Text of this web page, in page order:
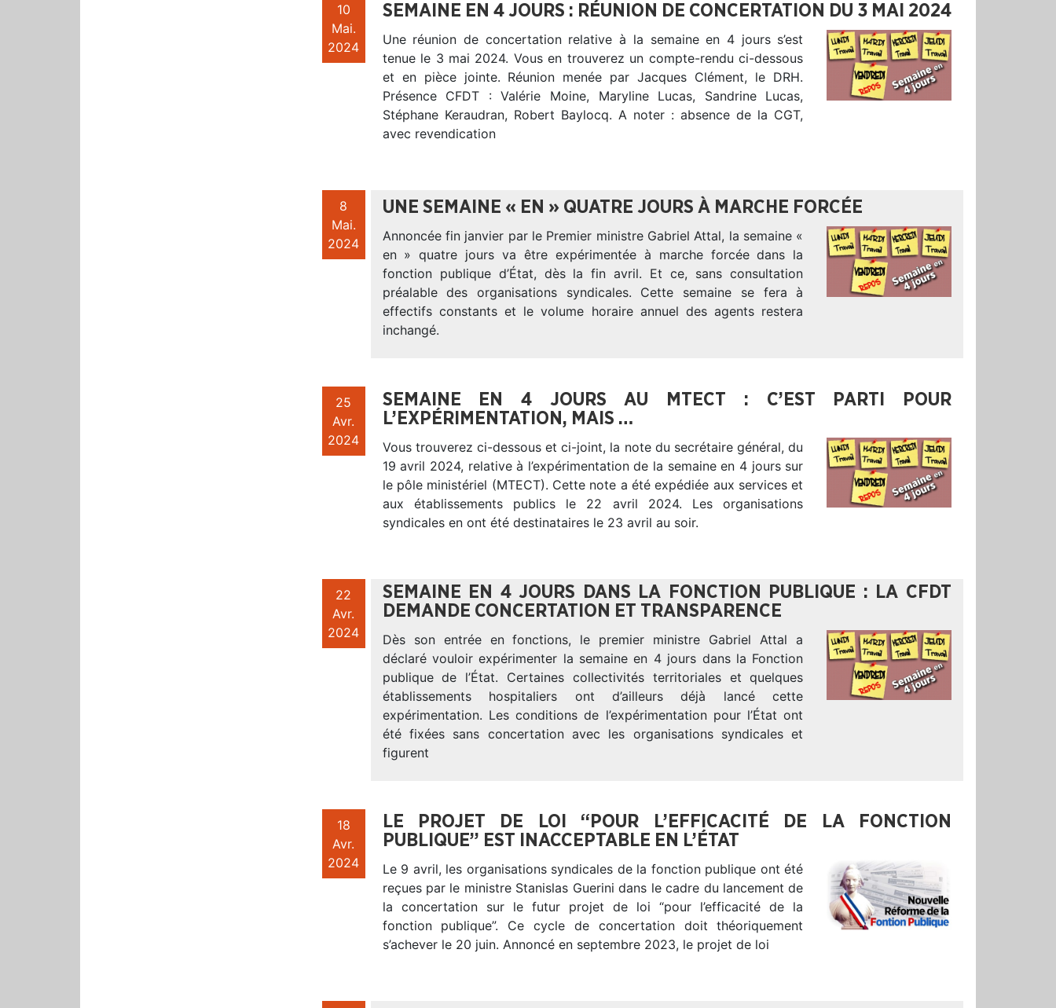
10
Mai.
2024
SEMAINE EN 4 JOURS : RÉUNION DE CONCERTATION DU 3 MAI 2024
Une réunion de concertation relative à la semaine en 4 jours s’est
tenue le 3 mai 2024. Vous en trouverez un compte-rendu ci-dessous
et en pièce jointe. Réunion menée par Jacques Clément, le DRH.
Présence CFDT : Valérie Moine, Maryline Lucas, Sandrine Lucas,
Stéphane Keraudran, Robert Baylocq. A noter : absence de la CGT,
avec revendication
8
Mai.
2024
UNE SEMAINE « EN » QUATRE JOURS À MARCHE FORCÉE
Annoncée fin janvier par le Premier ministre Gabriel Attal, la semaine «
en » quatre jours va être expérimentée à marche forcée dans la
fonction publique d’État, dès la fin avril. Et ce, sans consultation
préalable des organisations syndicales. Cette semaine se fera à
effectifs constants et le volume horaire annuel des agents restera
inchangé.
25
Avr.
2024
SEMAINE EN 4 JOURS AU MTECT : C’EST PARTI POUR
L’EXPÉRIMENTATION, MAIS …
Vous trouverez ci-dessous et ci-joint, la note du secrétaire général, du
19 avril 2024, relative à l’expérimentation de la semaine en 4 jours sur
le pôle ministériel (MTECT). Cette note a été expédiée aux services et
aux établissements publics le 22 avril 2024. Les organisations
syndicales en ont été destinataires le 23 avril au soir.
22
Avr.
2024
SEMAINE EN 4 JOURS DANS LA FONCTION PUBLIQUE : LA CFDT
DEMANDE CONCERTATION ET TRANSPARENCE
Dès son entrée en fonctions, le premier ministre Gabriel Attal a
déclaré vouloir expérimenter la semaine en 4 jours dans la Fonction
publique de l’État. Certaines collectivités territoriales et quelques
établissements hospitaliers ont d’ailleurs déjà lancé cette
expérimentation. Les conditions de l’expérimentation pour l’État ont
été fixées sans concertation avec les organisations syndicales et
figurent
18
Avr.
2024
LE PROJET DE LOI “POUR L’EFFICACITÉ DE LA FONCTION
PUBLIQUE” EST INACCEPTABLE EN L’ÉTAT
Le 9 avril, les organisations syndicales de la fonction publique ont été
reçues par le ministre Stanislas Guerini dans le cadre du lancement de
la concertation sur le futur projet de loi “pour l’efficacité de la
fonction publique”. Ce cycle de concertation doit théoriquement
s’achever le 20 juin. Annoncé en septembre 2023, le projet de loi